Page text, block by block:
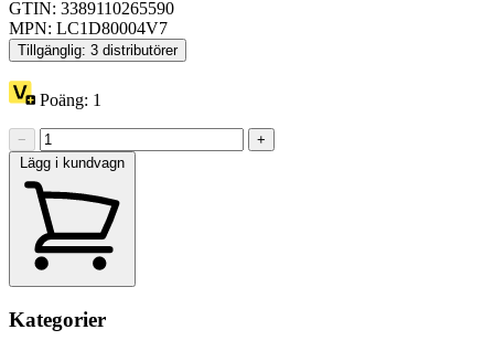
GTIN: 3389110265590
MPN: LC1D80004V7
Tillgänglig: 3 distributörer
Poäng: 1
−
+
Lägg i kundvagn
Kategorier